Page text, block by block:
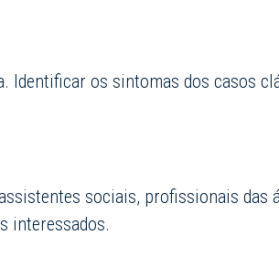
os sintomas dos casos
sociais, profissionais das
interessados.